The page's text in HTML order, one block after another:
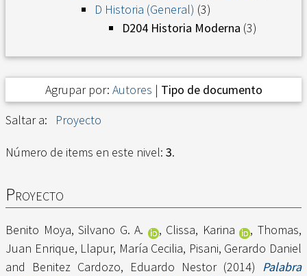
D Historia (General) (3)
D204 Historia Moderna (3)
Agrupar por: Autores | Tipo de documento
Saltar a:
Proyecto
Número de items en este nivel: 3.
Proyecto
Benito Moya, Silvano G. A. , Clissa, Karina ,Thomas,
Juan Enrique, Llapur, María Cecilia, Pisani, Gerardo Daniel
and Benitez Cardozo, Eduardo Nestor(2014) Palabra